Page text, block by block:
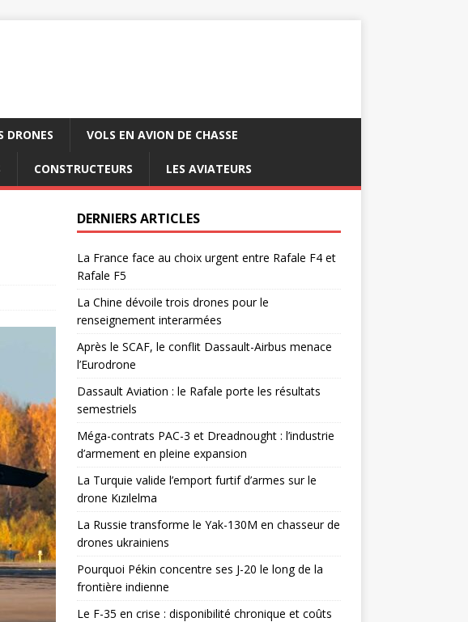
DRONES VOLS EN AVION DE CHASSE
CONSTRUCTEURS LES AVIATEURS
DERNIERS ARTICLES
La France face au choix urgent entre Rafale F4 et
Rafale F5
La Chine dévoile trois drones pour le
renseignement interarmées
Après le SCAF, le conflit Dassault-Airbus menace
l’Eurodrone
Dassault Aviation : le Rafale porte les résultats
semestriels
Méga-contrats PAC-3 et Dreadnought : l’industrie
d’armement en pleine expansion
La Turquie valide l’emport furtif d’armes sur le
drone Kızılelma
La Russie transforme le Yak-130M en chasseur de
drones ukrainiens
Pourquoi Pékin concentre ses J-20 le long de la
frontière indienne
Le F-35 en crise : disponibilité chronique et coûts